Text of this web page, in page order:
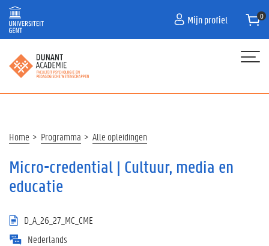
Overslaan
naar
inhoud
gaan
Mijn profiel
PROGRAMMA
CONTACT
HOE SCHRIJF IK IN?
Kruimelpad
Home Programma Alle opleidingen
Micro-credential | Cultuur, media en
educatie
D_A_26_27_MC_CME
Nederlands